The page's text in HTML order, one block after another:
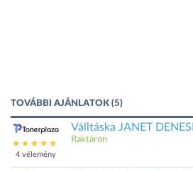
TOVÁBBI AJÁNLATOK (5)
4 vélemény
Válltáska JANET
Raktáron